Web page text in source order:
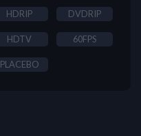
HDRIP DVDRIP
HDTV 60FPS
PLACEBO